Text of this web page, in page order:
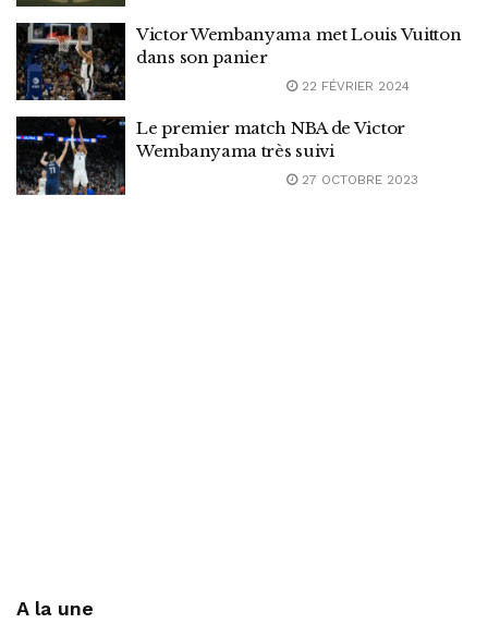
Victor Wembanyama met Louis Vuitton
dans son panier
22 FÉVRIER 2024
Le premier match NBA de Victor
Wembanyama très suivi
27 OCTOBRE 2023
A la une